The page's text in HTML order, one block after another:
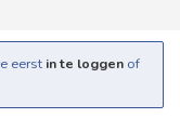
eerst in te loggen of